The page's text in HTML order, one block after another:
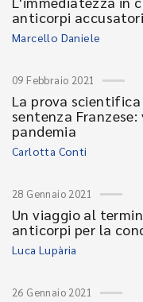
anticorpi accusatori
Marcello Daniele
09 Febbraio 2021
La prova
sentenza
pandemia
Carlotta Conti
28 Gennaio 2021
Un viaggio al
anticorpi per la
Luca Lupària
26 Gennaio 2021